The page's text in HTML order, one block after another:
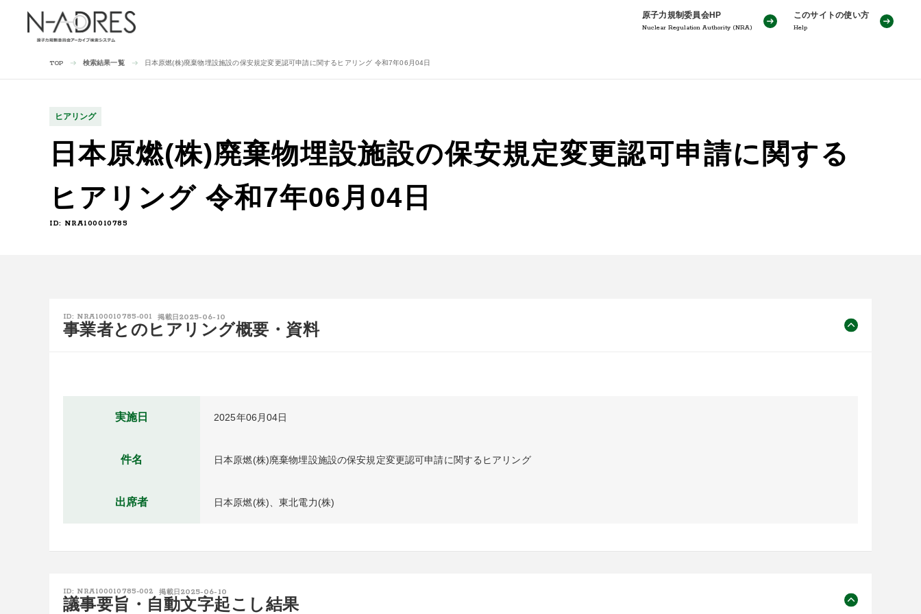
原子力規制委員会HP
Nuclear Regulation Authority (NRA)
このサイトの使い方
Help
TOP 検索結果一覧 日本原燃(株)廃棄物埋設施設の保安規定変更認可申請に関するヒアリング 令和7年06月04日
ヒアリング
日本原燃(株)廃棄物埋設施設の保安規定変更認可申請に関する
ヒアリング 令和7年06月04日
ID: NRA100010785
ID: NRA100010785-001 掲載日 2025-06-10
事業者とのヒアリング概要・資料
実施日 2025年06月04日
件名 日本原燃(株)廃棄物埋設施設の保安規定変更認可申請に関するヒアリング
出席者 日本原燃(株)、東北電力(株)
ID: NRA100010785-002 掲載日 2025-06-10
議事要旨・自動文字起こし結果